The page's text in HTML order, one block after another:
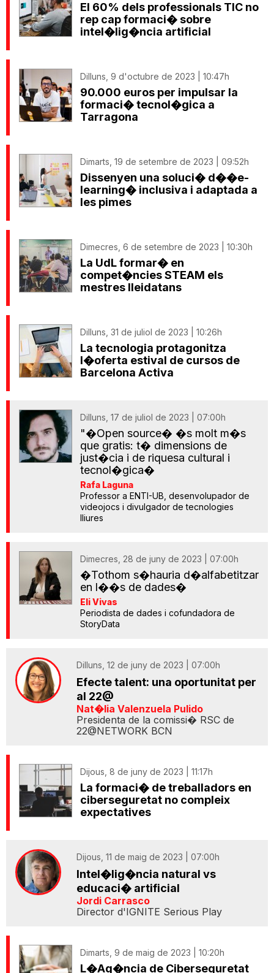
El 60% dels professionals TIC no
rep cap formaci� sobre
intel�lig�ncia artificial
Dilluns, 9 d'octubre de 2023 | 10:47h
90.000 euros per impulsar la
formaci� tecnol�gica a
Tarragona
Dimarts, 19 de setembre de 2023 | 09:52h
Dissenyen una soluci� d��e-
learning� inclusiva i adaptada a
les pimes
Dimecres, 6 de setembre de 2023 | 10:30h
La UdL formar� en
compet�ncies STEAM els
mestres lleidatans
Dilluns, 31 de juliol de 2023 | 10:26h
La tecnologia protagonitza
l�oferta estival de cursos de
Barcelona Activa
Dilluns, 17 de juliol de 2023 | 07:00h
"�Open source� �s molt m�s
que gratis: t� dimensions de
just�cia i de riquesa cultural i
tecnol�gica�
Rafa Laguna
Professor a ENTI-UB, desenvolupador de
videojocs i divulgador de tecnologies
lliures
Dimecres, 28 de juny de 2023 | 07:00h
�Tothom s�hauria d�alfabetitzar
en l��s de dades�
Eli Vivas
Periodista de dades i cofundadora de
StoryData
Dilluns, 12 de juny de 2023 | 07:00h
Efecte talent: una oportunitat per
al 22@
Nat�lia Valenzuela Pulido
Presidenta de la comissi� RSC de
22@NETWORK BCN
Dijous, 8 de juny de 2023 | 11:17h
La formaci� de treballadors en
ciberseguretat no compleix
expectatives
Dijous, 11 de maig de 2023 | 07:00h
Intel�lig�ncia natural vs
educaci� artificial
Jordi Carrasco
Director d'IGNITE Serious Play
Dimarts, 9 de maig de 2023 | 10:20h
L�Ag�ncia de Ciberseguretat